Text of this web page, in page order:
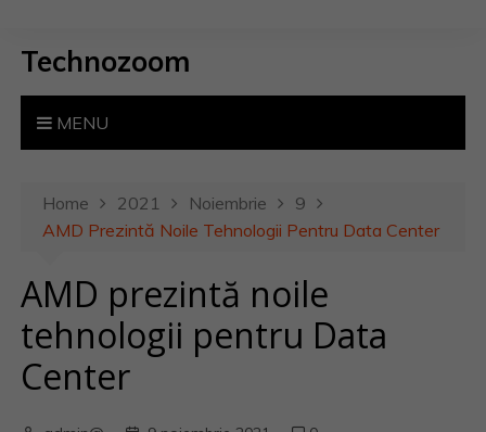
Technozoom
MENU
Home 2021 Noiembrie
9
AMD Prezintă Noile Tehnologii Pentru Data Center
AMD prezintă noile
tehnologii pentru Data
Center